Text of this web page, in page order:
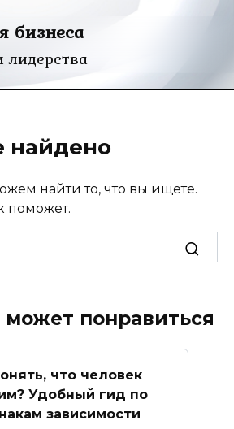
бизнеса
лидерства
найдено
найти то, что вы ищете.
поможет.
понравиться
что человек
Удобный гид по
зависимости